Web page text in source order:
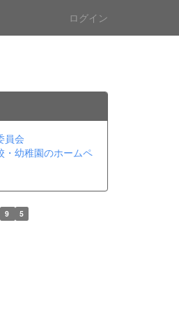
ログイン
員会
・幼稚園のホームペ
9 5